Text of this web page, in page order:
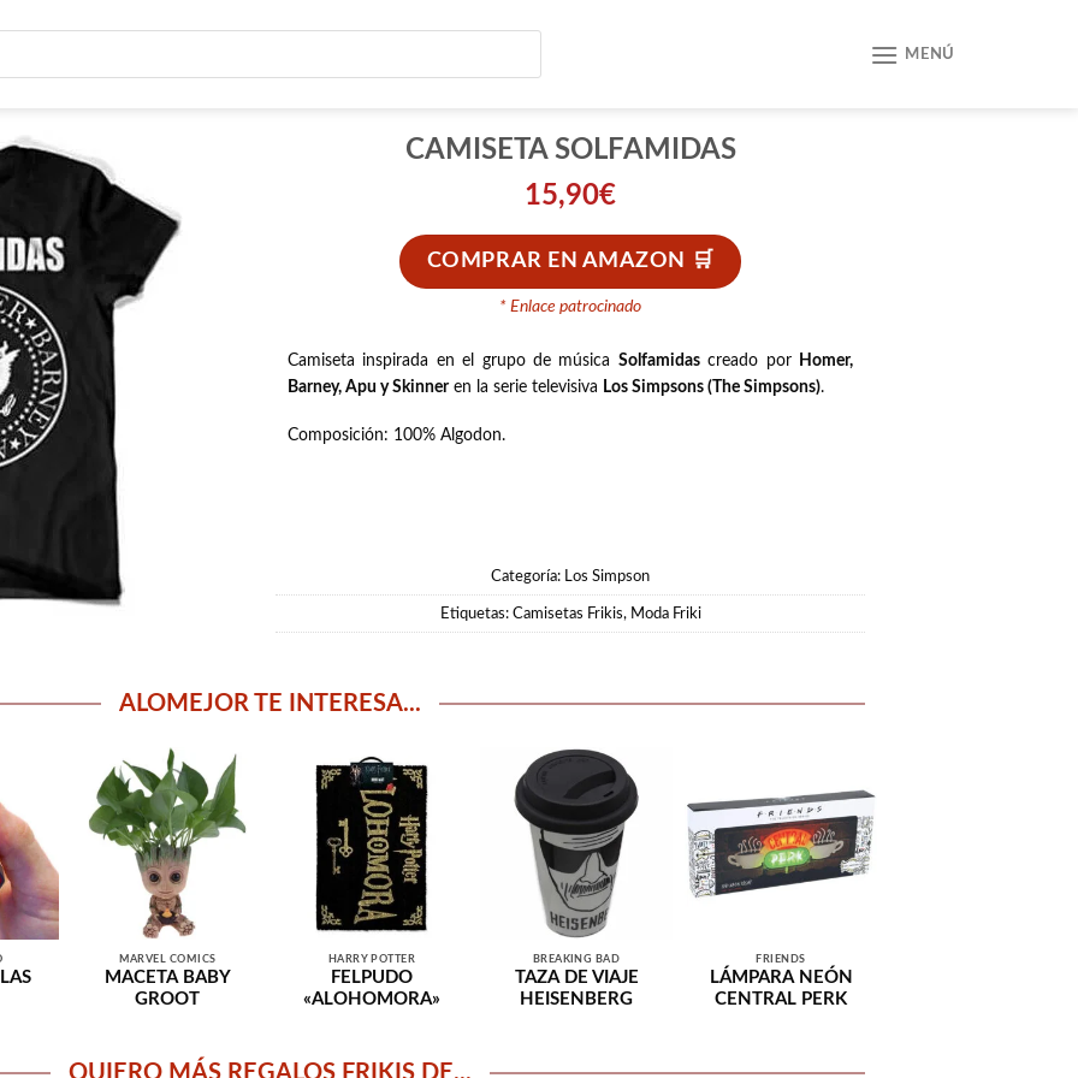
MENÚ
CAMISETA SOLFAMIDAS
15,90€
COMPRAR EN AMAZON
* Enlace patrocinado
Camiseta inspirada en el grupo de música Solfamidascreado por
Homer,
Barney, Apu y Skinneren la serie televisiva Los Simpsons (The Simpsons).
Composición: 100% Algodon.
Categoría: Los Simpson
Etiquetas: Camisetas Frikis, Moda Friki
ALOMEJOR TE INTERESA...
MARVEL COMICS
MACETA BABY
GROOT
HARRY POTTER
FELPUDO
«ALOHOMORA»
BREAKING BAD
TAZA DE VIAJE
HEISENBERG
FRIENDS
LÁMPARA NEÓN
CENTRAL PERK
QUIERO MÁS REGALOS FRIKIS DE...